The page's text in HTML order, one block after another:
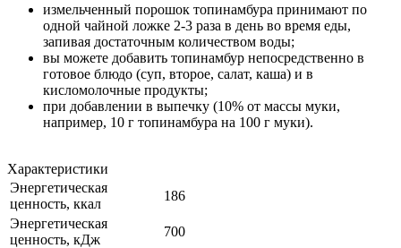
измельченный порошок топинамбура принимают по
одной чайной ложке 2-3 раза в день во время еды,
запивая достаточным количеством воды;
вы можете добавить топинамбур непосредственно в
готовое блюдо (суп, второе, салат, каша) и в
кисломолочные продукты;
при добавлении в выпечку (10% от массы муки,
например, 10 г топинамбура на 100 г муки).
Характеристики
Энергетическая
ценность, ккал
186
Энергетическая
ценность, кДж
700